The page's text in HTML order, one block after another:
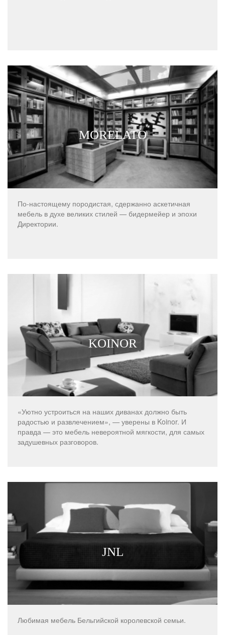
MORELATO
По-настоящему породистая, сдержанно аскетичная
мебель в духе великих стилей — бидермейер и эпохи
Директории.
KOINOR
«Уютно устроиться на наших диванах должно быть
радостью и развлечением», — уверены в Koinor. И
правда — это мебель невероятной мягкости, для самых
задушевных разговоров.
JNL
Любимая мебель Бельгийской королевской семьи.